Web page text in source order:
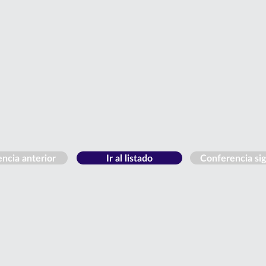
anterior Ir al listado Conferencia